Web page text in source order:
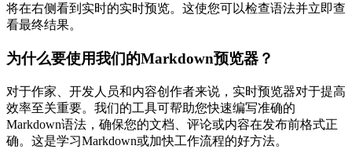
将在右侧看到实时的实时预览。这使您可以检查语法并立即查
看最终结果。
为什么要使用我们的Markdown预览器？
对于作家、开发人员和内容创作者来说，实时预览器对于提高
效率至关重要。我们的工具可帮助您快速编写准确的
Markdown语法，确保您的文档、评论或内容在发布前格式正
确。这是学习Markdown或加快工作流程的好方法。